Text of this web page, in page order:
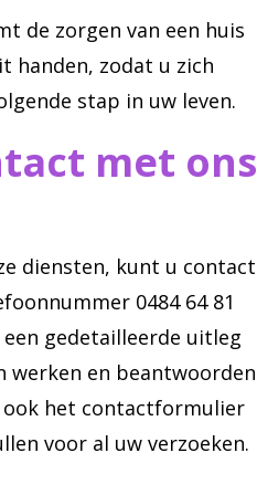
de zorgen van een huis
handen, zodat u zich
stap in uw leven.
met ons
diensten, kunt u contact
0484 64 81
een gedetailleerde uitleg
werken en beantwoorden
ook het contactformulier
voor al uw verzoeken.